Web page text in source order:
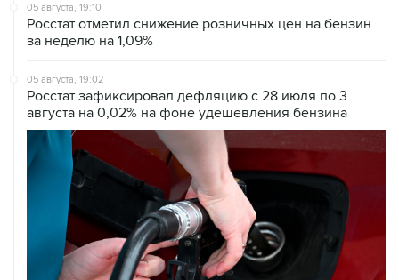
05 августа, 19:10
Росстат отметил снижение розничных цен на бензин
за неделю на 1,09%
05 августа, 19:02
Росстат зафиксировал дефляцию с 28 июля по 3
августа на 0,02% на фоне удешевления бензина